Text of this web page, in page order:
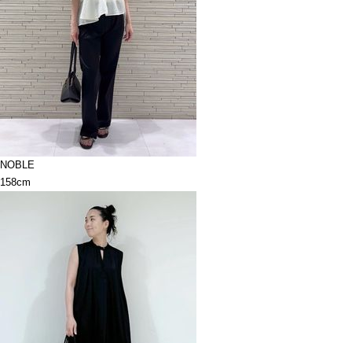
NOBLE
158cm